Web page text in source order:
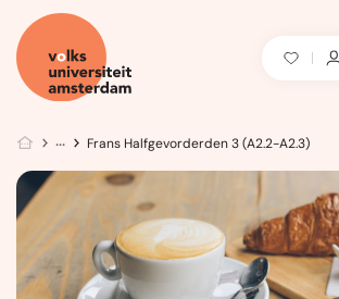
Frans Halfgevorderden 3 (A2.2-A2.3)